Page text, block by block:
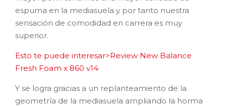
espuma en la mediasuela y por tanto nuestra
sensación de comodidad en carrera es muy
superior.
Esto te puede interesar>Review New Balance
Fresh Foam x 860 v14
Y se logra gracias a un replanteamiento de la
geometría de la mediasuela ampliando la horma